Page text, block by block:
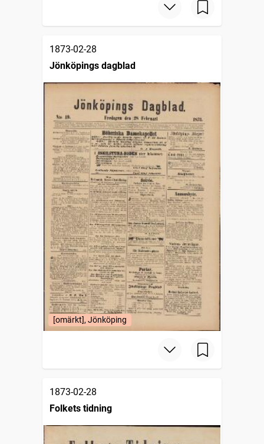
1873-02-28
Jönköpings dagblad
[omärkt], Jönköping
1873-02-28
Folkets tidning